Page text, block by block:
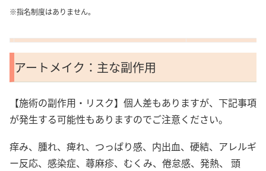
※指名制度はありません。
アートメイク：主な副作用
【施術の副作用・リスク】個人差もありますが、下記事項
が発生する可能性もありますのでご注意ください。
痒み、腫れ、痺れ、つっぱり感、内出血、硬結、アレルギ
ー反応、感染症、蕁麻疹、むくみ、倦怠感、発熱、 頭